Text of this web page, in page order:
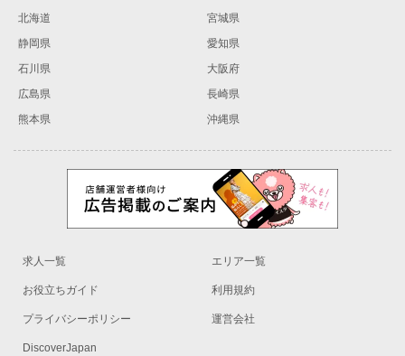
北海道
宮城県
静岡県
愛知県
石川県
大阪府
広島県
長崎県
熊本県
沖縄県
求人一覧 エリア一覧
お役立ちガイド 利用規約
プライバシーポリシー 運営会社
DiscoverJapan